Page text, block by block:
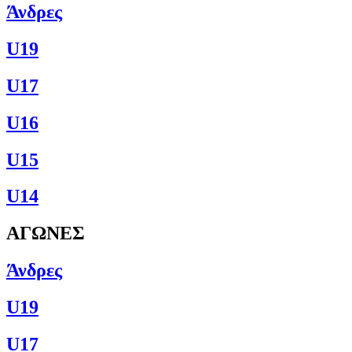
Άνδρες
U19
U17
U16
U15
U14
ΑΓΩΝΕΣ
Άνδρες
U19
U17